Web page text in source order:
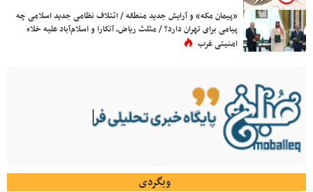
«پیمان مکه» و آرایش جدید منطقه / ائتلاف نظامی جدید اسلامی چه
پیامی برای تهران دارد؟ / مثلث ریاض، آنکارا و اسلام‌آباد علیه خلاء
امنیتی غرب
وبگردی